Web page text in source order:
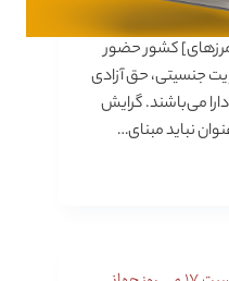
کشور حضور
جنسیتی، حق آزادی
می‌باشند. گرایش
نباید مبنای…